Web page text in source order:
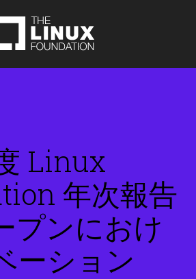
Linux
年次報告
プンにおけ
ーション